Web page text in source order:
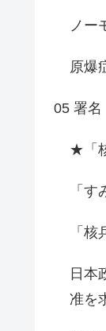
ノー
原爆
05 署名
★「
「す
「
日本
准を